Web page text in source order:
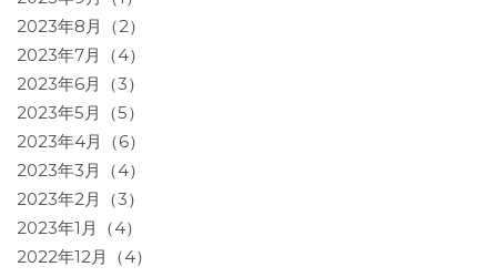
2023年8月（2）
2023年7月（4）
2023年6月（3）
2023年5月（5）
2023年4月（6）
2023年3月（4）
2023年2月（3）
2023年1月（4）
2022年12月（4）